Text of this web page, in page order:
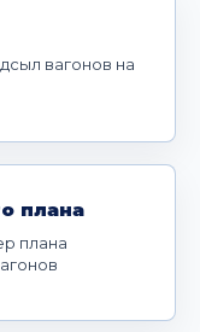
вагонов на
плана
плана